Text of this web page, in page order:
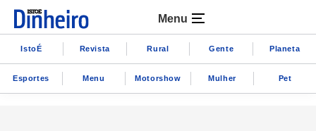
Menu
IstoÉ Revista Rural Gente Planeta
Esportes Menu Motorshow Mulher Pet